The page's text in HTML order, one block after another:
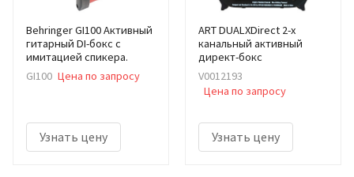
Behringer GI100 Активный
гитарный DI-бокс с
имитацией спикера.
GI100 Цена по запросу
Узнать цену
ART DUALXDirect 2-х
канальный активный
директ-бокс
V0012193
Цена по запросу
Узнать цену